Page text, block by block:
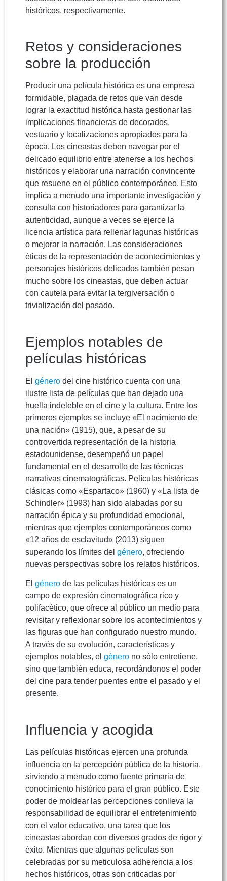
históricos, respectivamente.
Retos y consideraciones
sobre la producción
Producir una película histórica es una empresa
formidable, plagada de retos que van desde
lograr la exactitud histórica hasta gestionar las
implicaciones financieras de decorados,
vestuario y localizaciones apropiados para la
época. Los cineastas deben navegar por el
delicado equilibrio entre atenerse a los hechos
históricos y elaborar una narración convincente
que resuene en el público contemporáneo. Esto
implica a menudo una importante investigación y
consulta con historiadores para garantizar la
autenticidad, aunque a veces se ejerce la
licencia artística para rellenar lagunas históricas
o mejorar la narración. Las consideraciones
éticas de la representación de acontecimientos y
personajes históricos delicados también pesan
mucho sobre los cineastas, que deben actuar
con cautela para evitar la tergiversación o
trivialización del pasado.
Ejemplos notables de
películas históricas
El género del cine histórico cuenta con una
ilustre lista de películas que han dejado una
huella indeleble en el cine y la cultura. Entre los
primeros ejemplos se incluye «El nacimiento de
una nación» (1915), que, a pesar de su
controvertida representación de la historia
estadounidense, desempeñó un papel
fundamental en el desarrollo de las técnicas
narrativas cinematográficas. Películas históricas
clásicas como «Espartaco» (1960) y «La lista de
Schindler» (1993) han sido alabadas por su
narración épica y su profundidad emocional,
mientras que ejemplos contemporáneos como
«12 años de esclavitud» (2013) siguen
superando los límites del género, ofreciendo
nuevas perspectivas sobre los relatos históricos.
El género de las películas históricas es un
campo de expresión cinematográfica rico y
polifacético, que ofrece al público un medio para
revisitar y reflexionar sobre los acontecimientos y
las figuras que han configurado nuestro mundo.
A través de su evolución, características y
ejemplos notables, el género no sólo entretiene,
sino que también educa, recordándonos el poder
del cine para tender puentes entre el pasado y el
presente.
Influencia y acogida
Las películas históricas ejercen una profunda
influencia en la percepción pública de la historia,
sirviendo a menudo como fuente primaria de
conocimiento histórico para el gran público. Este
poder de moldear las percepciones conlleva la
responsabilidad de equilibrar el entretenimiento
con el valor educativo, una tarea que los
cineastas abordan con diversos grados de rigor y
éxito. Mientras que algunas películas son
celebradas por su meticulosa adherencia a los
hechos históricos, otras son criticadas por